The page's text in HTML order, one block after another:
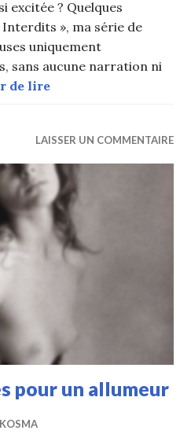
excitée ? Quelques
Interdits », ma série de
uniquement
sans aucune narration ni
de lireNudiste militante,
LAISSER UN COMMENTAIRE
pour un allumeur